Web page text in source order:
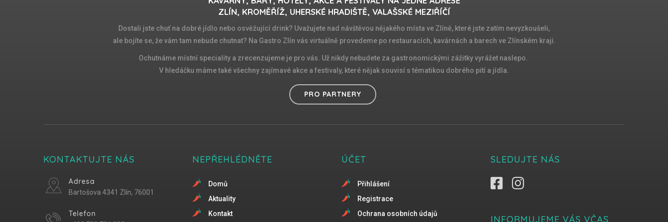
ZLÍN, KROMĚŘÍŽ, UHERSKÉ HRADIŠTĚ, VALAŠSKÉ MEZIŘÍČÍ
Dostali jste chuť na dobré jídlo nebo osvěžující drink? Uvažujete nad návštěvou nějakého místa ve Zlíně, které jste zatím nevyzkoušeli,
ale bojíte se, že vám tam nebude chutnat? Na Gastro Zlín vás virtuálně provedeme po restauracích, kavárnách a barech ve Zlínském kraji.
Ochutnáme místní speciality a zrecenzujeme je pro vás. Už nikdy nebudete za gastronomickými zážitky vyrážet naslepo.
V hledáčku máme také všechny zajímavé akce a festivaly, které nějak souvisí s tématikou dobrého pití a jídla.
PRO PARTNERY
KONTAKTUJTE NÁS
Adresa
Bartošova 4341 Zlín, 76001
Telefon
NEPŘEHLÉDNĚTE
Domů
Aktuality
Kontakt
ÚČET
Přihlášení
Registrace
Ochrana osobních údajů
SLEDUJTE NÁS
INFORMUJEME VÁS VČAS